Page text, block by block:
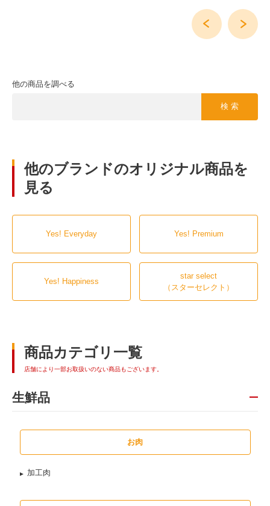
他の商品を調べる
検 索
他のブランドのオリジナル商品を
見る
Yes! Everyday Yes! Premium
Yes! Happiness
star select
（スターセレクト）
商品カテゴリ一覧
店舗により一部お取扱いのない商品もございます。
生鮮品
お肉
加工肉